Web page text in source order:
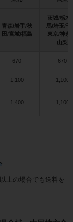
青森/岩手/秋
田/宮城/福島
茨城/栃木
馬/埼玉/千
東京/神奈
山梨
670 670
1,100 1,100
1,400 1,100
上の場合でも送料を